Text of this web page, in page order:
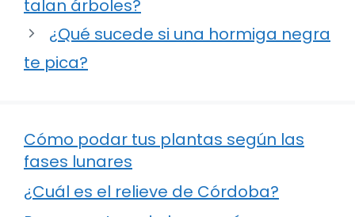
talan árboles?
¿Qué sucede si una hormiga negra
te pica?
Cómo podar tus plantas según las
fases lunares
¿Cuál es el relieve de Córdoba?